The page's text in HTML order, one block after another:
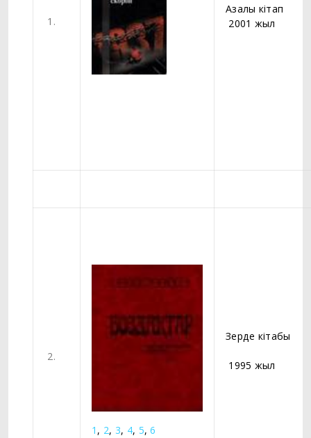
1.
Азалы кітап
2001 жыл
2.
1 , 2, 3, 4, 5,6
Зерде кітабы
1995 жыл